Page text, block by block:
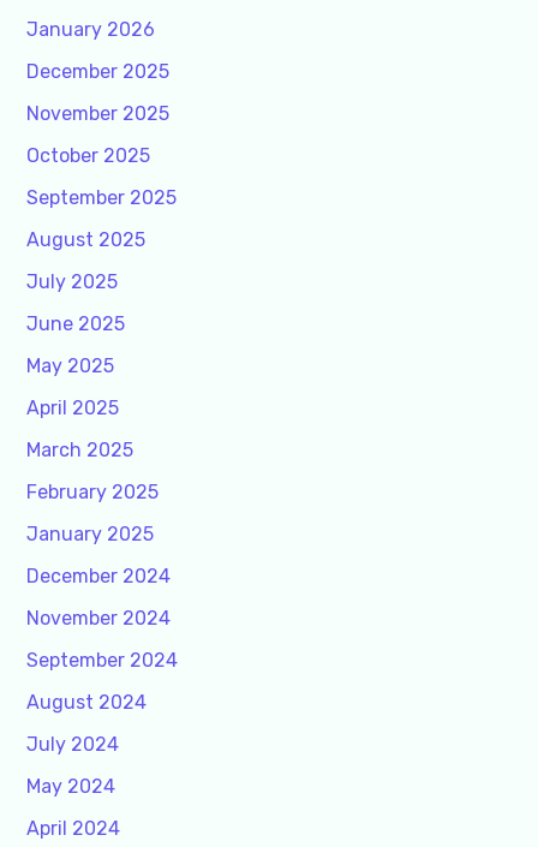
January 2026
December 2025
November 2025
October 2025
September 2025
August 2025
July 2025
June 2025
May 2025
April 2025
March 2025
February 2025
January 2025
December 2024
November 2024
September 2024
August 2024
July 2024
May 2024
April 2024